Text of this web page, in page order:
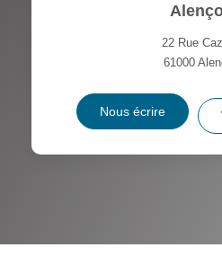
22 Rue
61000
Nous écrire